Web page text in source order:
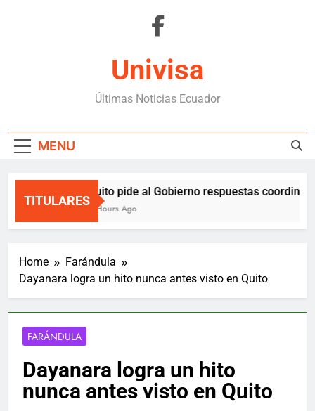
Univisa
Últimas Noticias Ecuador
MENU
TITULARES
Quito pide al Gobierno respuestas
4 Hours Ago
Home
Farándula
Dayanara logra un hito nunca antes visto en Quito
FARÁNDULA
Dayanara logra un hito
nunca antes visto en Quito